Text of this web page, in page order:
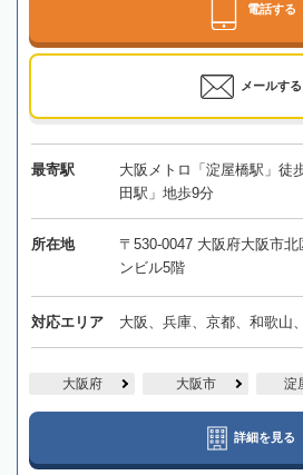
電話する
メールする
最寄駅
大阪メトロ「淀屋橋駅」徒
田駅」地歩9分
所在地
〒530-0047 大阪府大阪市
ンビル5階
対応エリア 大阪、兵庫、京都、和歌山
大阪府 大阪市 淀
詳細を見る